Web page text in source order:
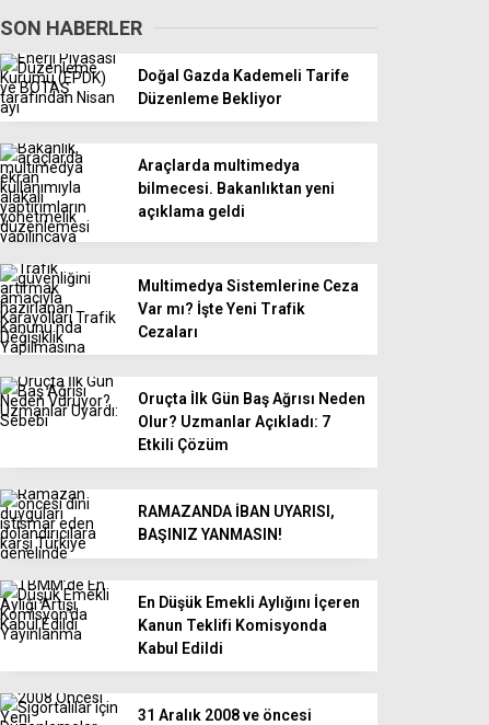
SON HABERLER
Doğal Gazda Kademeli Tarife
Düzenleme Bekliyor
Araçlarda multimedya
bilmecesi. Bakanlıktan yeni
açıklama geldi
Multimedya Sistemlerine Ceza
Var mı? İşte Yeni Trafik
Cezaları
Oruçta İlk Gün Baş Ağrısı Neden
Olur? Uzmanlar Açıkladı: 7
Etkili Çözüm
RAMAZANDA İBAN UYARISI,
BAŞINIZ YANMASIN!
En Düşük Emekli Aylığını İçeren
Kanun Teklifi Komisyonda
Kabul Edildi
31 Aralık 2008 ve öncesi